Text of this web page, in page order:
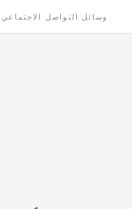
وسائل التواصل الاجتماعي